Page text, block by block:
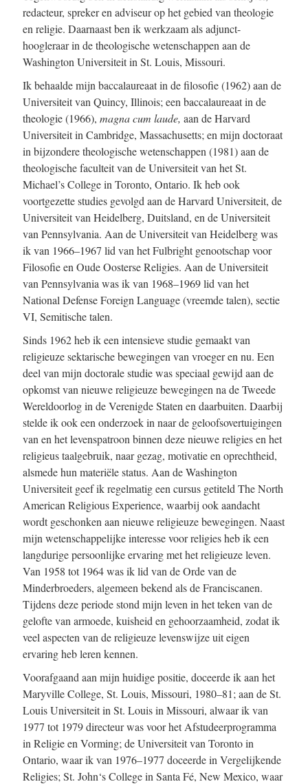
redacteur, spreker en adviseur op het gebied van theologie
en religie. Daarnaast ben ik werkzaam als adjunct-
hoogleraar in de theologische wetenschappen aan de
Washington Universiteit in St. Louis, Missouri.
Ik behaalde mijn baccalaureaat in de filosofie (1962) aan de
Universiteit van Quincy, Illinois; een baccalaureaat in de
theologie (1966), magna cum laude, aan de Harvard
Universiteit in Cambridge, Massachusetts; en mijn doctoraat
in bijzondere theologische wetenschappen (1981) aan de
theologische faculteit van de Universiteit van het St.
Michael’s College in Toronto, Ontario. Ik heb ook
voortgezette studies gevolgd aan de Harvard Universiteit, de
Universiteit van Heidelberg, Duitsland, en de Universiteit
van Pennsylvania. Aan de Universiteit van Heidelberg was
ik van 1966–1967 lid van het Fulbright genootschap voor
Filosofie en Oude Oosterse Religies. Aan de Universiteit
van Pennsylvania was ik van 1968–1969 lid van het
National Defense Foreign Language (vreemde talen), sectie
VI, Semitische talen.
Sinds 1962 heb ik een intensieve studie gemaakt van
religieuze sektarische bewegingen van vroeger en nu. Een
deel van mijn doctorale studie was speciaal gewijd aan de
opkomst van nieuwe religieuze bewegingen na de Tweede
Wereldoorlog in de Verenigde Staten en daarbuiten. Daarbij
stelde ik ook een onderzoek in naar de geloofsovertuigingen
van en het levenspatroon binnen deze nieuwe religies en het
religieus taalgebruik, naar gezag, motivatie en oprechtheid,
alsmede hun materiële status. Aan de Washington
Universiteit geef ik regelmatig een cursus getiteld The North
American Religious Experience, waarbij ook aandacht
wordt geschonken aan nieuwe religieuze bewegingen. Naast
mijn wetenschappelijke interesse voor religies heb ik een
langdurige persoonlijke ervaring met het religieuze leven.
Van 1958 tot 1964 was ik lid van de Orde van de
Minderbroeders, algemeen bekend als de Franciscanen.
Tijdens deze periode stond mijn leven in het teken van de
gelofte van armoede, kuisheid en gehoorzaamheid, zodat ik
veel aspecten van de religieuze levenswijze uit eigen
ervaring heb leren kennen.
Voorafgaand aan mijn huidige positie, doceerde ik aan het
Maryville College, St. Louis, Missouri, 1980–81; aan de St.
Louis Universiteit in St. Louis in Missouri, alwaar ik van
1977 tot 1979 directeur was voor het Afstudeerprogramma
in Religie en Vorming; de Universiteit van Toronto in
Ontario, waar ik van 1976–1977 doceerde in Vergelijkende
Religies; St. John‘s College in Santa Fé, New Mexico, waar